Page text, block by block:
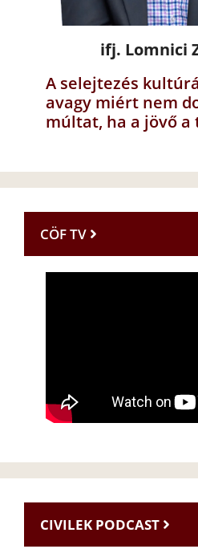
ifj. Lomnici
A selejtezés
avagy miért nem
múltat, ha a jövő a
CÖF TV
CIVILEK PODCAST